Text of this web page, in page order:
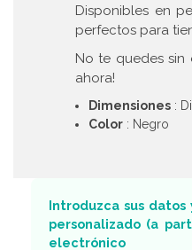
Disponibles en
perfectos para
No te quedes sin
ahora!
Dimensiones :
Color : Negro
Introduzca sus datos
personalizado (a
electrónico